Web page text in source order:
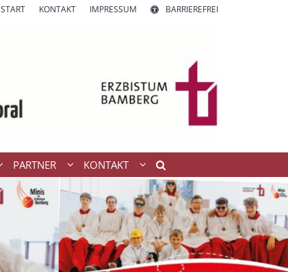
START KONTAKT IMPRESSUM BARRIEREFREI
PARTNER KONTAKT